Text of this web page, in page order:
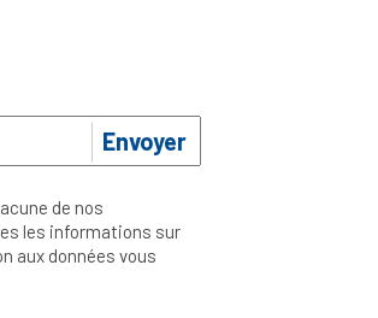
Envoyer
de nos
les informations sur
aux données vous